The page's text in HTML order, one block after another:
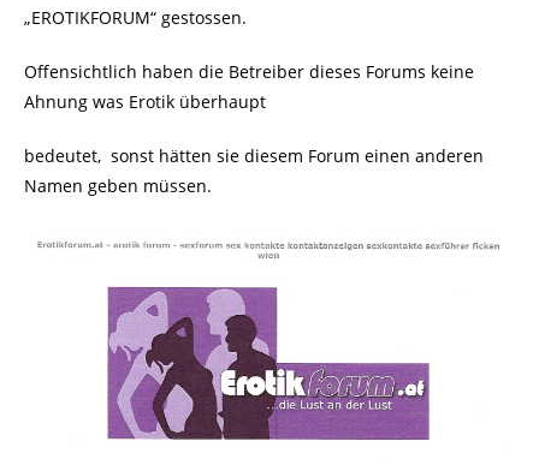
„EROTIKFORUM“ gestossen.
Offensichtlich haben die Betreiber dieses Forums keine
Ahnung was Erotik überhaupt
bedeutet, sonst hätten sie diesem Forum einen anderen
Namen geben müssen.